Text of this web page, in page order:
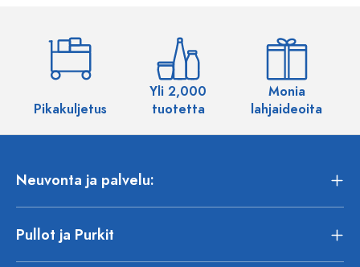
Pikakuljetus
Yli 2,000
tuotetta
Monia
lahjaideoita
Neuvonta ja palvelu:
Pullot ja Purkit